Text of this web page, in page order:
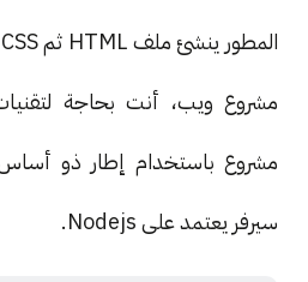
مشروع ويب، أنت بحاجة
سيرفر يعتمد على Nodejs.